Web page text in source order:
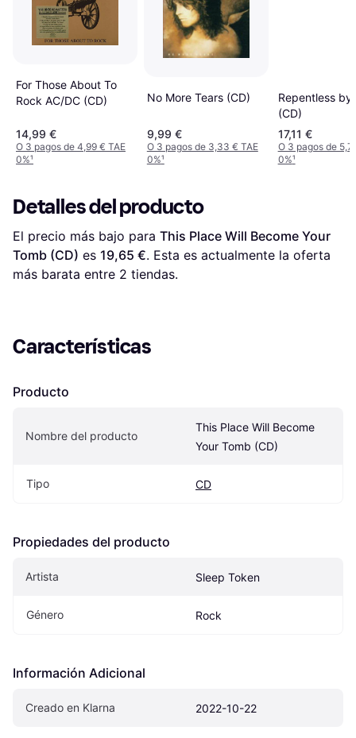
For Those About To
Rock AC/DC (CD)
14,99 €
O 3 pagos de 4,99 € TAE
0%¹
No More Tears (CD)
9,99 €
O 3 pagos de 3,33 € TAE
0%¹
Repentless by
(CD)
17,11 €
O 3 pagos de
0%¹
Detalles del producto
El precio más bajo para This Place Will Become Your
Tomb (CD) es 19,65 €. Esta es actualmente la oferta
más barata entre 2 tiendas.
Características
Producto
Nombre del producto
This Place Will Become
Your Tomb (CD)
Tipo CD
Propiedades del producto
Artista Sleep Token
Género Rock
Información Adicional
Creado en Klarna 2022-10-22